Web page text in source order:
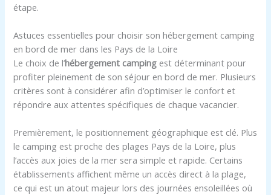
étape.
Astuces essentielles pour choisir son hébergement camping
en bord de mer dans les Pays de la Loire
Le choix de l’hébergement camping est déterminant pour
profiter pleinement de son séjour en bord de mer. Plusieurs
critères sont à considérer afin d’optimiser le confort et
répondre aux attentes spécifiques de chaque vacancier.
Premièrement, le positionnement géographique est clé. Plus
le camping est proche des plages Pays de la Loire, plus
l’accès aux joies de la mer sera simple et rapide. Certains
établissements affichent même un accès direct à la plage,
ce qui est un atout majeur lors des journées ensoleillées où